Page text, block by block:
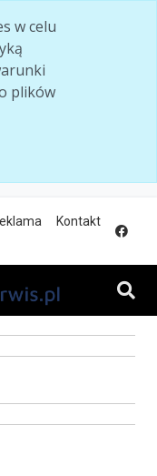
w celu
plików
Kontakt